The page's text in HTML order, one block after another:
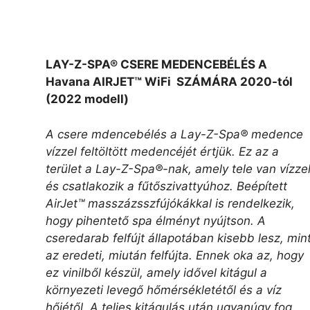
LAY-Z-SPA® CSERE MEDENCEBÉLÉS A
Havana AIRJET™ WiFi SZÁMÁRA 2020-tól
(2022 modell)
A csere mdencebélés a Lay-Z-Spa® medence
vízzel feltöltött medencéjét értjük. Ez az a
terület a Lay-Z-Spa®-nak, amely tele van vízzel
és csatlakozik a fűtőszivattyúhoz. Beépített
AirJet™ masszázsszfújókákkal is rendelkezik,
hogy pihentető spa élményt nyújtson. A
cseredarab felfújt állapotában kisebb lesz,
az eredeti, miután felfújta. Ennek oka az, hogy
ez vinilből készül, amely idővel kitágul a
környezeti levegő hőmérsékletétől és a víz
hőjétől. A teljes kitágulás után ugyanúgy fog